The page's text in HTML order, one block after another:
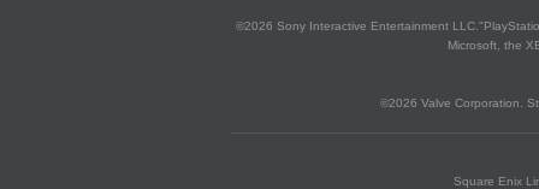
©2026 Sony Interactive Entertainment
Microsoft, the
©2026 Valve Corporation.
Square Enix